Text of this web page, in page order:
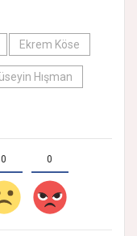
Ekrem Köse
Hışman
0 0